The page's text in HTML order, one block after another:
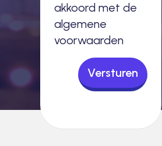
akkoord met de
algemene
voorwaarden
Versturen